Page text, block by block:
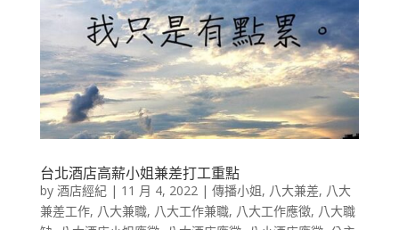
台北酒店高薪小姐兼差打工重點
by 酒店經紀| 11 月 4, 2022| 傳播小姐, 八大兼差, 八大
兼差工作, 八大兼職, 八大工作兼職, 八大工作應徵, 八大職